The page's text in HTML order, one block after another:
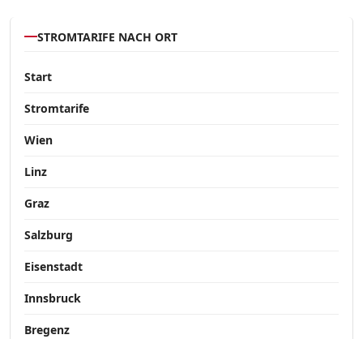
STROMTARIFE NACH ORT
Start
Stromtarife
Wien
Linz
Graz
Salzburg
Eisenstadt
Innsbruck
Bregenz